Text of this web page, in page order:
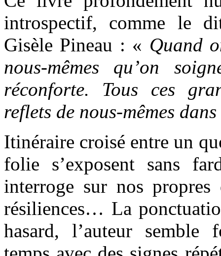
introspectif, comme le
Gisèle Pineau : « Quand
nous-mêmes qu’on
réconforte. Tous ces
reflets de nous-mêmes
Itinéraire croisé entre un
folie s’exposent sans
interroge sur nos propres
résiliences… La
hasard, l’auteur semble